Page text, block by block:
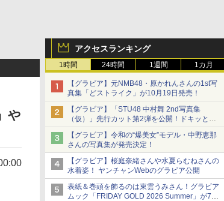
アクセスランキング
1時間 24時間 1週間 1カ月
【グラビア】元NMB48・原かれんさんの1st写
真集「どストライク」が10月19日発売！
【グラビア】「STU48 中村舞 2nd写真集
（仮）」先行カット第2弾を公開！ドキッとす
るランジェリーカットなど新たな挑戦
【グラビア】令和の“爆美女”モデル・中野恵那
さんの写真集が発売決定！
【グラビア】桜庭奈緒さんや水夏らむねさんの
水着姿！ ヤンチャンWebのグラビア公開
表紙＆巻頭を飾るのは東雲うみさん！グラビア
ムック「FRIDAY GOLD 2026 Summer」が7月
や